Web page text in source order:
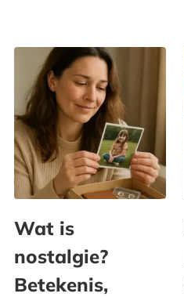
Wat is
nostalgie?
Betekenis,